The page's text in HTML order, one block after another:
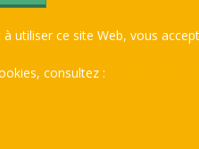
utiliser ce site Web, vous
consultez :